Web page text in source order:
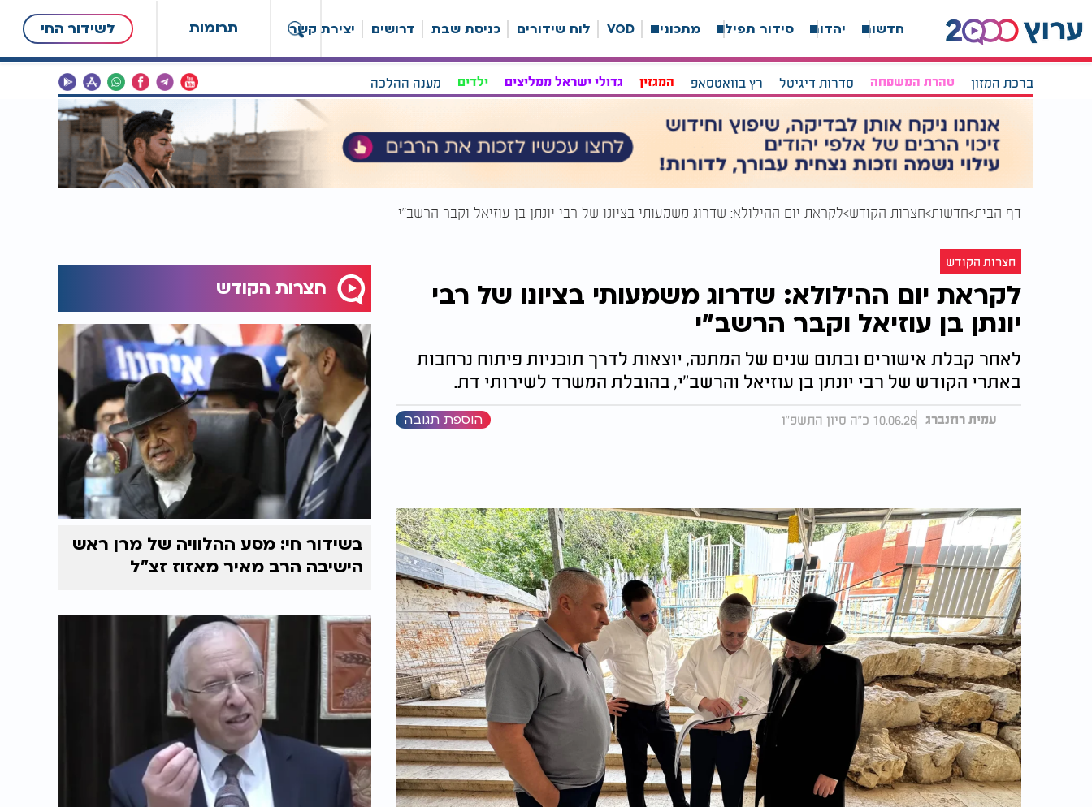
תרומות לשידור החי חדשות יהדות סידור תפילה מתכונים VOD לוח שידורים כניסת שבת דרושים יצירת קשר
ברכת המזון טהרת המשפחה סדרות דיגיטל רץ בוואטסאפ המגזין גדולי ישראל ממליצים ילדים מענה ההלכה
דף הבית חדשות חצרות הקודש לקראת יום ההילולא: שדרוג משמעותי בציונו של רבי יונתן בן עוזיאל וקבר הרשב"י
חצרות הקודש
לקראת יום ההילולא: שדרוג משמעותי בציונו של רבי
יונתן בן עוזיאל וקבר הרשב"י
לאחר קבלת אישורים ובתום שנים של המתנה, יוצאות לדרך תוכניות פיתוח נרחבות
באתרי הקודש של רבי יונתן בן עוזיאל והרשב"י, בהובלת המשרד לשירותי דת.
עמית רוזנברג 10.06.26 כ"ה סיון התשפ"ו הוספת תגובה
חצרות הקודש
בשידור חי: מסע ההלוויה של מרן ראש
הישיבה הרב מאיר מאזוז זצ"ל